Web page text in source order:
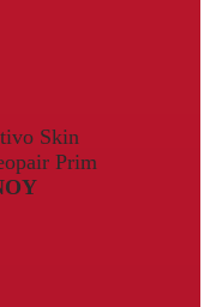
Skin
Prim